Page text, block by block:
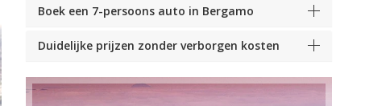
Boek een 7-persoons auto in Bergamo
Duidelijke prijzen zonder verborgen kosten